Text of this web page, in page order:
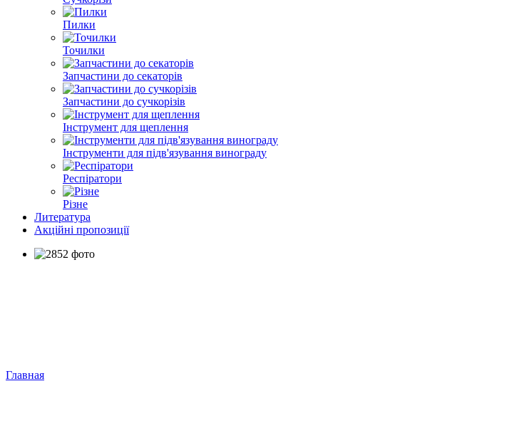
Пилки
Точилки
Запчастини до секаторів
Запчастини до сучкорізів
Інструмент для щеплення
Інструменти для підв'язування винограду
Респіратори
Різне
Литература
Акційні пропозиції
Главная